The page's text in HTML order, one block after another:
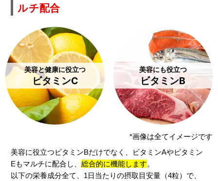
ルチ配合
美容と健康に役立つ
ビタミンC
美容にも役立つ
ビタミンB
*画像は全てイメージです
美容に役立つビタミンBだけでなく、ビタミンAやビタミン
Eもマルチに配合し、総合的に機能します。
以下の栄養成分全て、1日当たりの摂取目安量（4粒）で、